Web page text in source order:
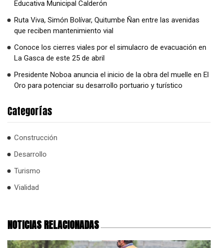
Educativa Municipal Calderón
Ruta Viva, Simón Bolívar, Quitumbe Ñan entre las avenidas
que reciben mantenimiento vial
Conoce los cierres viales por el simulacro de evacuación en
La Gasca de este 25 de abril
Presidente Noboa anuncia el inicio de la obra del muelle en El
Oro para potenciar su desarrollo portuario y turístico
Categorías
Construcción
Desarrollo
Turismo
Vialidad
NOTICIAS RELACIONADAS